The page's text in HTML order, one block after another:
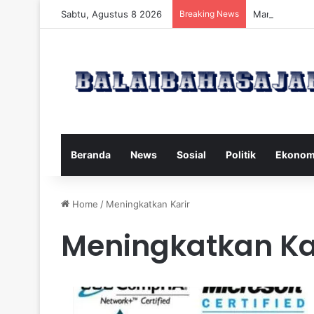
Sabtu, Agustus 8 2026 Breaking News Manfaat dan
Beranda News Sosial Politik
Home / Meningkatkan Karir
Meningkatkan